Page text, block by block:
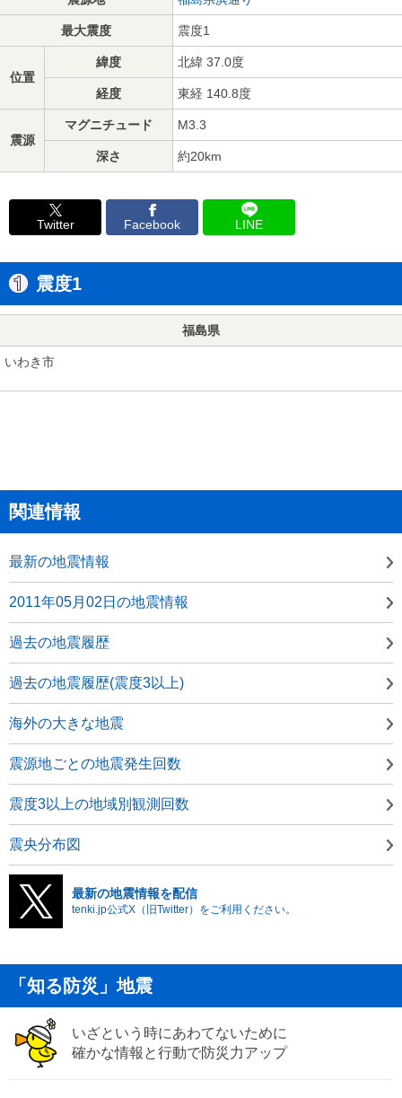
最大震度 震度1
位置
緯度 北緯 37.0度
経度 東経 140.8度
震源
マグニチュード M3.3
深さ 約20km
Twitter Facebook LINE
震度1
福島県
いわき市
関連情報
最新の地震情報
2011年05月02日の地震情報
過去の地震履歴
過去の地震履歴(震度3以上)
海外の大きな地震
震源地ごとの地震発生回数
震度3以上の地域別観測回数
震央分布図
最新の地震情報を配信
tenki.jp公式X（旧Twitter）をご利用ください。
「知る防災」地震
いざという時にあわてないために
確かな情報と行動で防災力アップ